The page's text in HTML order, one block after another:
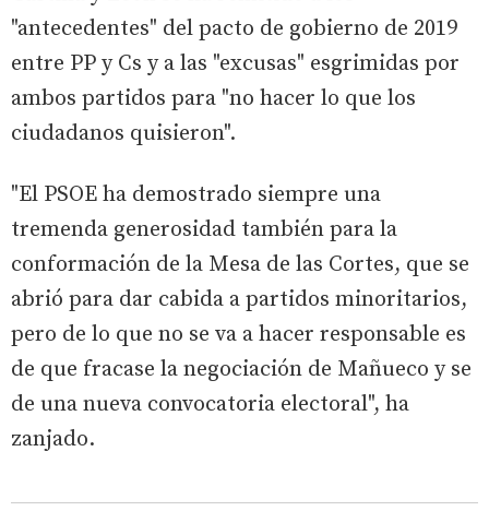
"antecedentes" del pacto de gobierno de 2019
entre PP y Cs y a las "excusas" esgrimidas por
ambos partidos para "no hacer lo que los
ciudadanos quisieron".
"El PSOE ha demostrado siempre una
tremenda generosidad también para la
conformación de la Mesa de las Cortes, que se
abrió para dar cabida a partidos minoritarios,
pero de lo que no se va a hacer responsable es
de que fracase la negociación de Mañueco y se
de una nueva convocatoria electoral", ha
zanjado.